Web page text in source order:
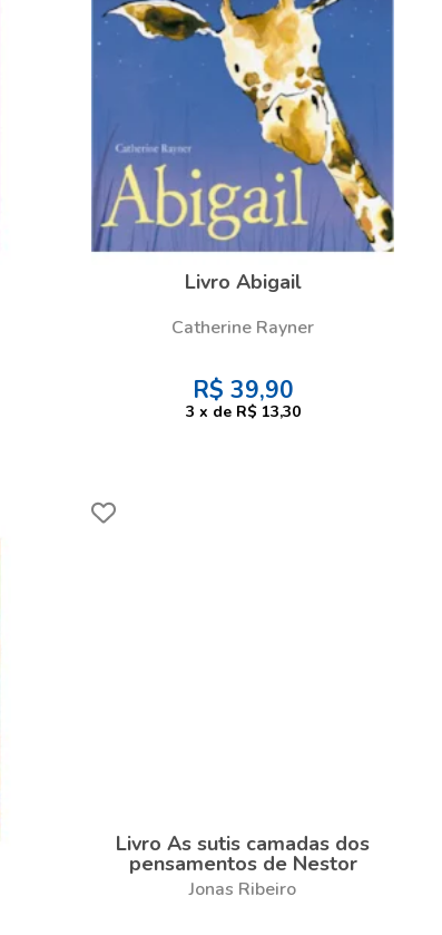
Livro Abigail
Catherine Rayner
R$ 39,90
3 x de R$ 13,30
Livro As sutis camadas dos
pensamentos de Nestor
Jonas Ribeiro